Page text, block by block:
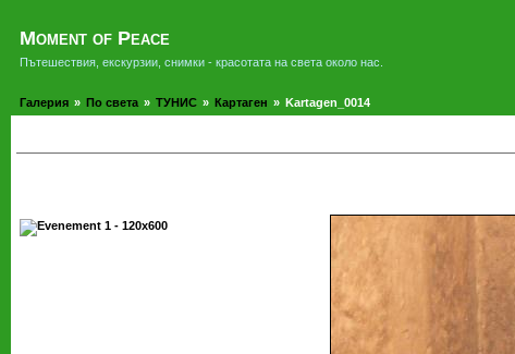
Moment of Peace
Пътешествия, екскурзии, снимки - красотата на света около нас.
Галерия » По света » ТУНИС » Картаген » Kartagen_0014